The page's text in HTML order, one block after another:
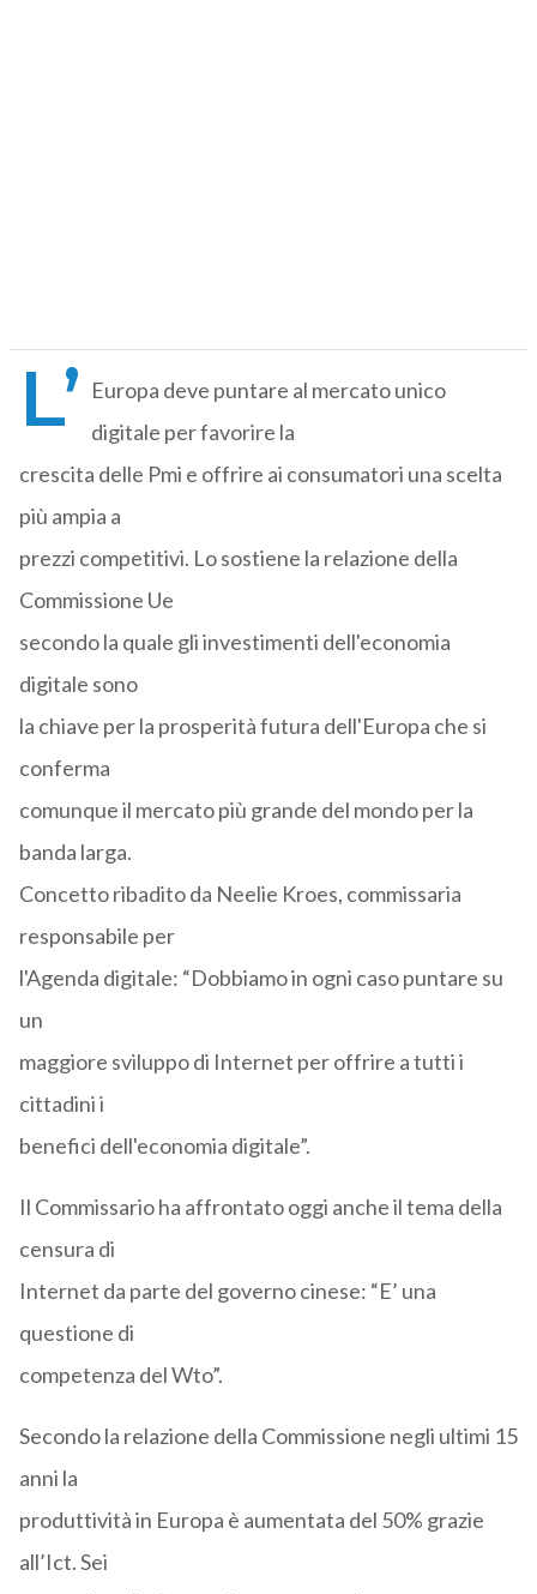
L’ Europa deve puntare al mercato unico
digitale per favorire la
crescita delle Pmi e offrire ai consumatori una scelta
più ampia a
prezzi competitivi. Lo sostiene la relazione della
Commissione Ue
secondo la quale gli investimenti dell'economia
digitale sono
la chiave per la prosperità futura dell'Europa che si
conferma
comunque il mercato più grande del mondo per la
banda larga.
Concetto ribadito da Neelie Kroes, commissaria
responsabile per
l'Agenda digitale: “Dobbiamo in ogni caso puntare su
un
maggiore sviluppo di Internet per offrire a tutti i
cittadini i
benefici dell'economia digitale”.
Il Commissario ha affrontato oggi anche il tema della
censura di
Internet da parte del governo cinese: “E’ una
questione di
competenza del Wto”.
Secondo la relazione della Commissione negli ultimi 15
anni la
produttività in Europa è aumentata del 50% grazie
all’Ict. Sei